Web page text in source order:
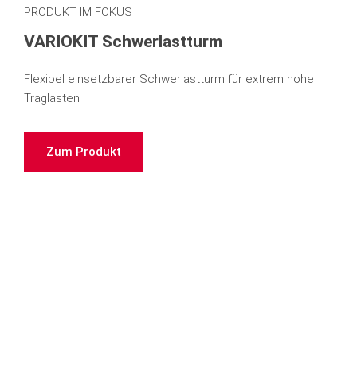
PRODUKT IM FOKUS
VARIOKIT Schwerlastturm
Flexibel einsetzbarer Schwerlastturm für extrem hohe
Traglasten
Zum Produkt